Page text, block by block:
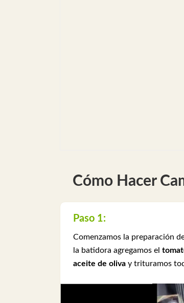
Cómo Hacer
Paso 1:
Comenzamos la preparación
la batidora agregamos el
aceite de oliva y trituramos